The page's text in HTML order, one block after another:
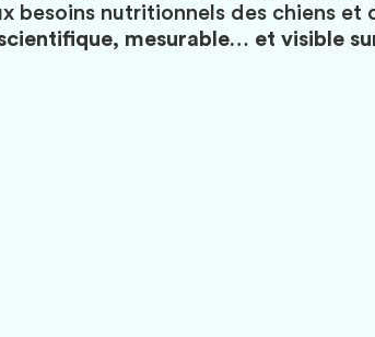
besoins nutritionnels des chiens et
mesurable… et visible